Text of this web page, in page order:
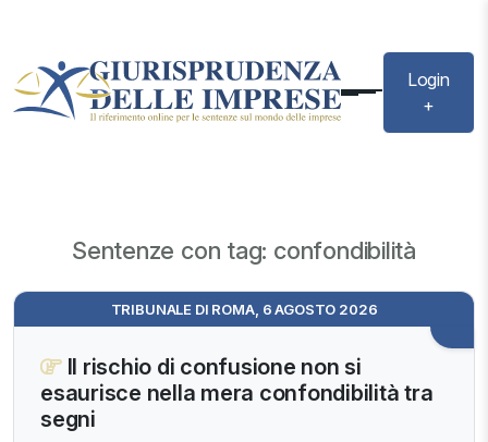
Login
+
Sentenze con tag: confondibilità
TRIBUNALE DI ROMA, 6 AGOSTO 2026
Il rischio di confusione non si
esaurisce nella mera confondibilità tra
segni